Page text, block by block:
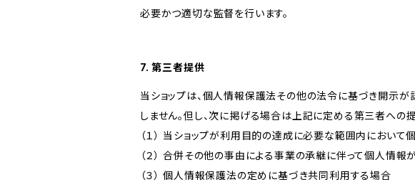
必要かつ適切な監督を行います。
7. 第三者提供
当ショップは、個人情報保護法その他の法令に基づき開示
しません。但し、次に掲げる場合は上記に定める第三者への
（１） 当ショップが利用目的の達成に必要な範囲内におい
（２） 合併その他の事由による事業の承継に伴って個人情報
（３） 個人情報保護法の定めに基づき共同利用する場合